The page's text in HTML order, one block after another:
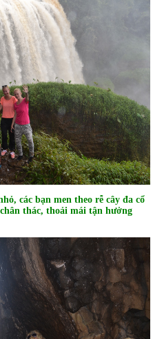
các bạn men theo rễ cây đa cổ
thác, thoải mái tận hưởng